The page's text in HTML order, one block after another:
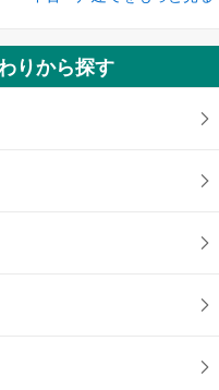
りから探す